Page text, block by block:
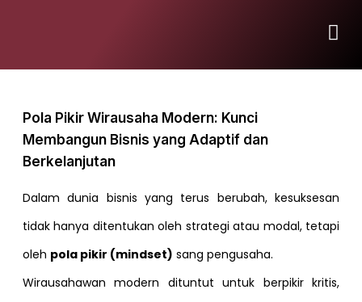
Pola Pikir Wirausaha Modern: Kunci
Membangun Bisnis yang Adaptif dan
Berkelanjutan
Dalam dunia bisnis yang terus berubah, kesuksesan
tidak hanya ditentukan oleh strategi atau modal, tetapi
oleh pola pikir (mindset) sang pengusaha.
Wirausahawan modern dituntut untuk berpikir kritis,